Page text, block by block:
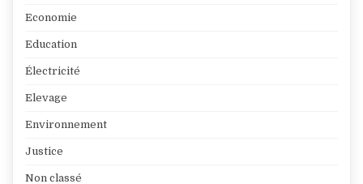
Economie
Education
Électricité
Elevage
Environnement
Justice
Non classé